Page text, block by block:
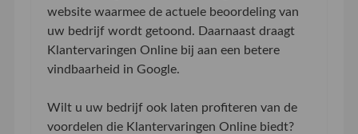
website waarmee de actuele beoordeling van
uw bedrijf wordt getoond. Daarnaast draagt
Klantervaringen Online bij aan een betere
vindbaarheid in Google.
Wilt u uw bedrijf ook laten profiteren van de
voordelen die Klantervaringen Online biedt?